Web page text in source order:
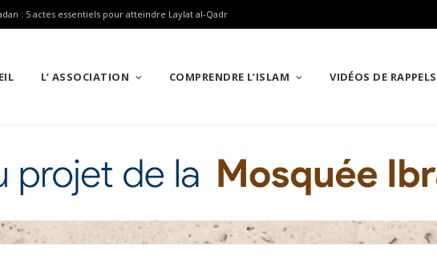
: 5 actes essentiels pour atteindre Laylat al-Qadr
L’ ASSOCIATION COMPRENDRE L’ISLAM VIDÉOS DE RAPPELS